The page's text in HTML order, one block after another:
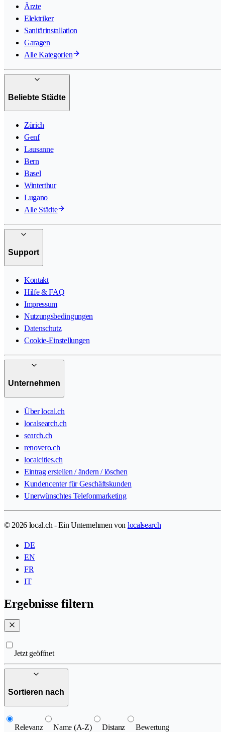
Ärzte
Elektriker
Sanitärinstallation
Garagen
Alle Kategorien
Beliebte Städte
Zürich
Genf
Lausanne
Bern
Basel
Winterthur
Lugano
Alle Städte
Support
Kontakt
Hilfe & FAQ
Impressum
Nutzungsbedingungen
Datenschutz
Cookie-Einstellungen
Unternehmen
Über local.ch
localsearch.ch
search.ch
renovero.ch
localcities.ch
Eintrag erstellen / ändern / löschen
Kundencenter für Geschäftskunden
Unerwünschtes Telefonmarketing
© 2026 local.ch - Ein Unternehmen von localsearch
DE
EN
FR
IT
Ergebnisse filtern
Jetzt geöffnet
Sortieren nach
Relevanz Name (A-Z) Distanz Bewertung